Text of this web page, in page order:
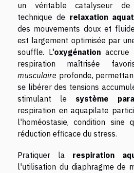
un véritable catalyseur de
technique de relaxation
des mouvements doux et
est largement optimisée par
souffle. L'oxygénation accrue
respiration maîtrisée
musculaire profonde,
se libérer des tensions
stimulant le système
respiration en aquapilate
l'homéostasie, condition sine
réduction efficace du stress.
Pratiquer la respiration
l'utilisation du diaphragme de